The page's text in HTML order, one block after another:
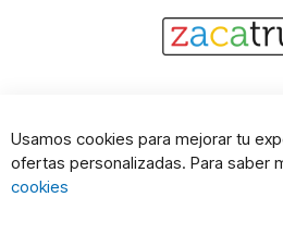
Usamos cookies para mejorar tu
ofertas personalizadas. Para saber
cookies